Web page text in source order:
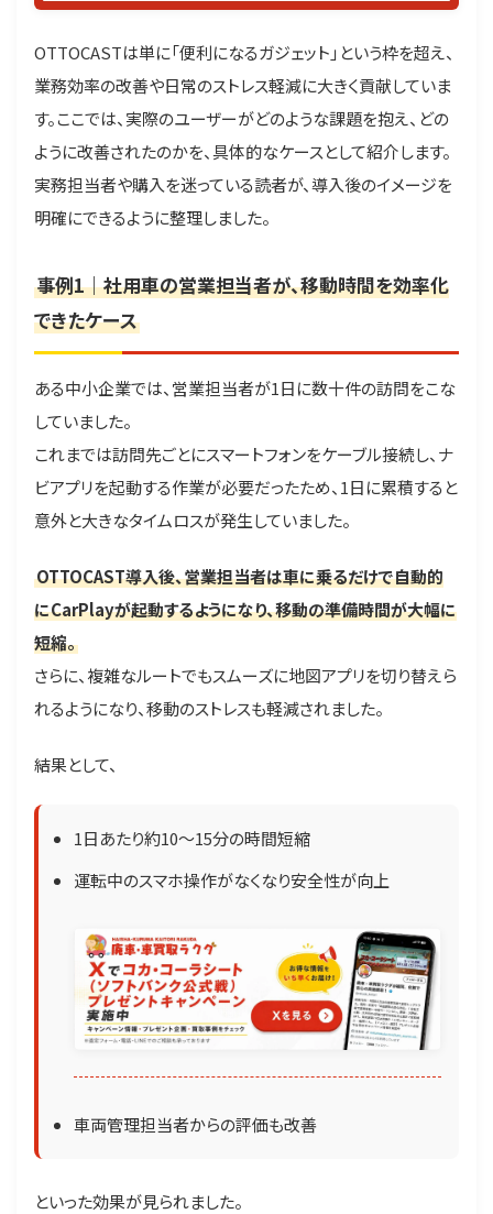
OTTOCASTは単に「便利になるガジェット」という枠を超え、
業務効率の改善や日常のストレス軽減に大きく貢献していま
す。ここでは、実際のユーザーがどのような課題を抱え、どの
ように改善されたのかを、具体的なケースとして紹介します。
実務担当者や購入を迷っている読者が、導入後のイメージを
明確にできるように整理しました。
事例1｜社用車の営業担当者が、移動時間を効率化
できたケース
ある中小企業では、営業担当者が1日に数十件の訪問をこな
していました。
これまでは訪問先ごとにスマートフォンをケーブル接続し、ナ
ビアプリを起動する作業が必要だったため、1日に累積すると
意外と大きなタイムロスが発生していました。
OTTOCAST導入後、営業担当者は車に乗るだけで自動的
にCarPlayが起動するようになり、移動の準備時間が大幅に
短縮。
さらに、複雑なルートでもスムーズに地図アプリを切り替えら
れるようになり、移動のストレスも軽減されました。
結果として、
1日あたり約10〜15分の時間短縮
運転中のスマホ操作がなくなり安全性が向上
車両管理担当者からの評価も改善
といった効果が見られました。